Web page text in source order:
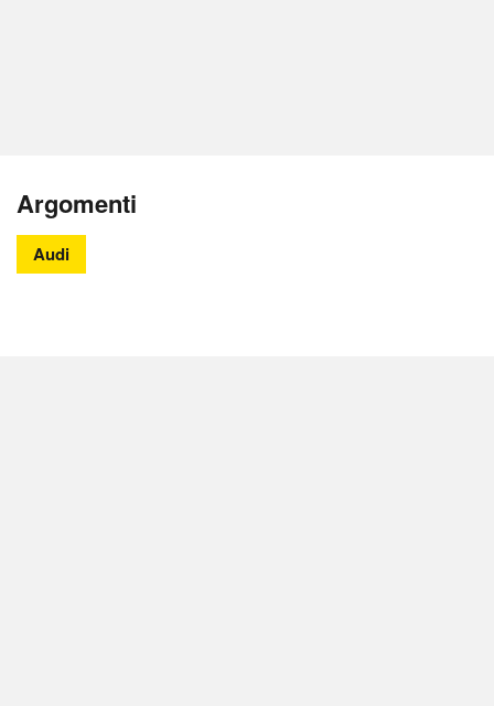
Argomenti
Audi